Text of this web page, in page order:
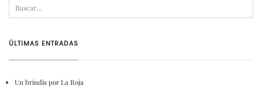
ÚLTIMAS ENTRADAS
Un brindis por La Roja